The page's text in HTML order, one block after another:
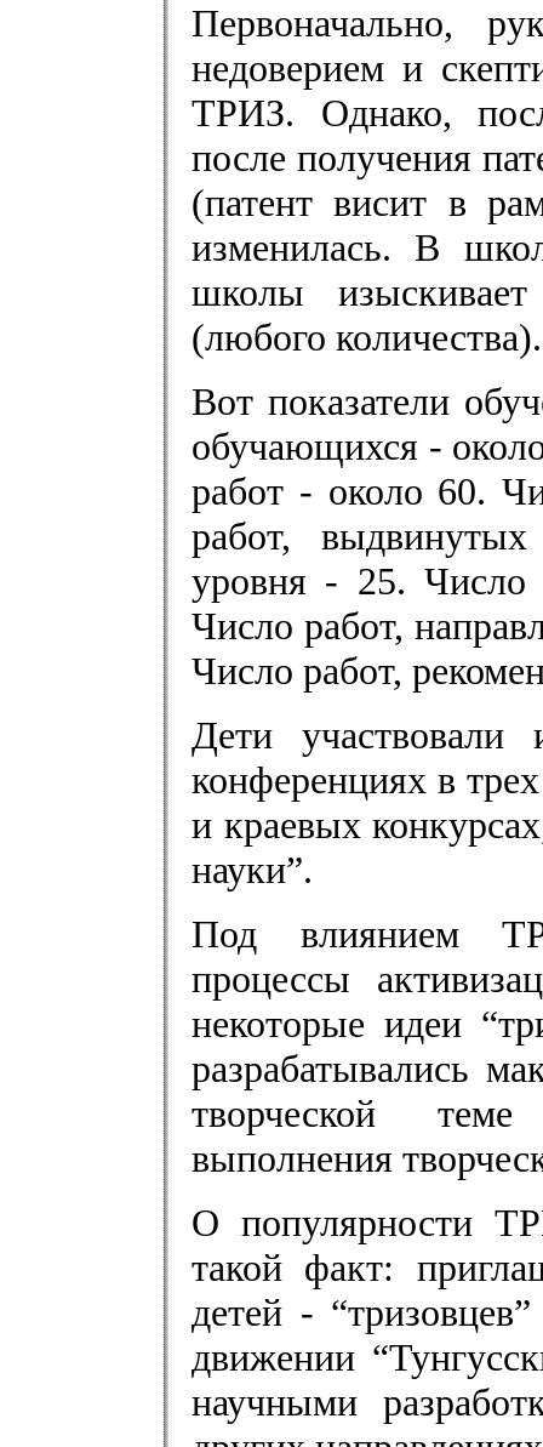
Первоначально,
недоверием и
ТРИЗ. Однако,
после получения
(патент висит в
изменилась. В
школы изыскивает
(любого количества).
Вот показатели
обучающихся -
работ - около 60.
работ,
уровня - 25. Число
Число работ,
Число работ,
Дети участвовали
конференциях в
и краевых
науки”.
Под влиянием
процессы
некоторые идеи
разрабатывались
творческой
выполнения
О популярности
такой факт:
детей -
движении
научными